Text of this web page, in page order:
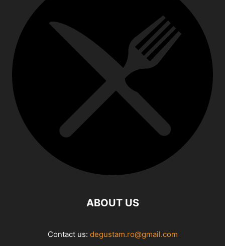
ABOUT US
Contact us: degustam.ro@gmail.com